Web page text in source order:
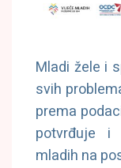
Mladi žele i
svih
prema
potvrđuje i
mladih na